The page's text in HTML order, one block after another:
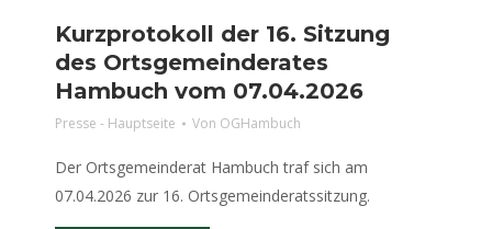
Kurzprotokoll der 16. Sitzung
des Ortsgemeinderates
Hambuch vom 07.04.2026
Presse - Hauptseite Von OGHambuch
Der Ortsgemeinderat Hambuch traf sich am
07.04.2026 zur 16. Ortsgemeinderatssitzung.